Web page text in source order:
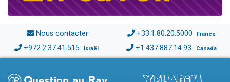
Nous contacter +33.1.80.20.5000 France
+972.2.37.41.515 Israël +1.437.887.14.93 Canada